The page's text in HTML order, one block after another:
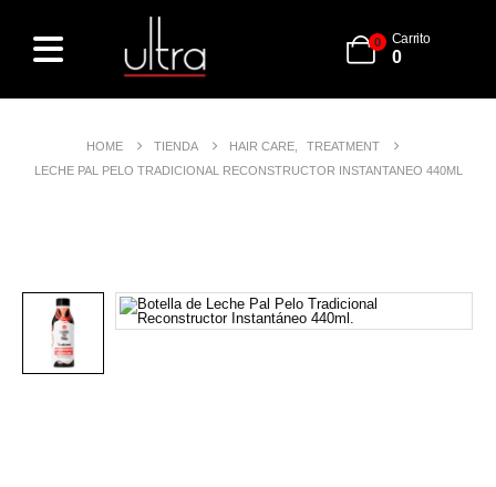
0 Carrito
0
HOME TIENDA HAIR CARE,
TREATMENT
LECHE PAL PELO TRADICIONAL RECONSTRUCTOR INSTANTANEO 440ML